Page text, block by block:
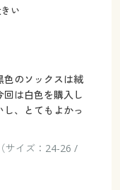
い
色のソックスは絨
は白色を購入し
、とてもよかっ
サイズ：24-26 /